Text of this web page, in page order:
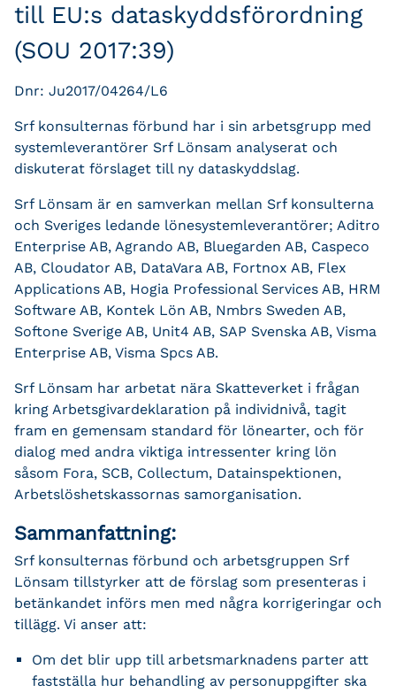
till EU:s dataskyddsförordning
(SOU 2017:39)
Dnr: Ju2017/04264/L6
Srf konsulternas förbund har i sin arbetsgrupp med
systemleverantörer Srf Lönsam analyserat och
diskuterat förslaget till ny dataskyddslag.
Srf Lönsam är en samverkan mellan Srf konsulterna
och Sveriges ledande lönesystemleverantörer; Aditro
Enterprise AB, Agrando AB, Bluegarden AB, Caspeco
AB, Cloudator AB, DataVara AB, Fortnox AB, Flex
Applications AB, Hogia Professional Services AB, HRM
Software AB, Kontek Lön AB, Nmbrs Sweden AB,
Softone Sverige AB, Unit4 AB, SAP Svenska AB, Visma
Enterprise AB, Visma Spcs AB.
Srf Lönsam har arbetat nära Skatteverket i frågan
kring Arbetsgivardeklaration på individnivå, tagit
fram en gemensam standard för lönearter, och för
dialog med andra viktiga intressenter kring lön
såsom Fora, SCB, Collectum, Datainspektionen,
Arbetslöshetskassornas samorganisation.
Sammanfattning:
Srf konsulternas förbund och arbetsgruppen Srf
Lönsam tillstyrker att de förslag som presenteras i
betänkandet införs men med några korrigeringar och
tillägg. Vi anser att:
Om det blir upp till arbetsmarknadens parter att
fastställa hur behandling av personuppgifter ska